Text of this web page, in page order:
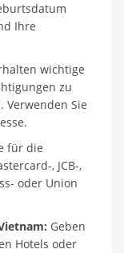
Ihre
wichtige
zu
Verwenden Sie
für die
, JCB-,
oder Union
Geben
Hotels oder